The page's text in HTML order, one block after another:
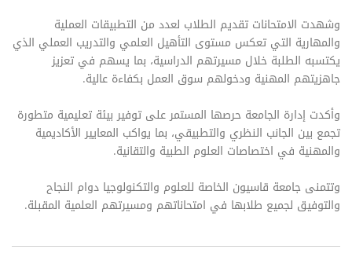
وشهدت الامتحانات تقديم الطلاب لعدد من التطبيقات العملية
والمهارية التي تعكس مستوى التأهيل العلمي والتدريب العملي الذي
يكتسبه الطلبة خلال مسيرتهم الدراسية، بما يسهم في تعزيز
جاهزيتهم المهنية ودخولهم سوق العمل بكفاءة عالية.
وأكدت إدارة الجامعة حرصها المستمر على توفير بيئة تعليمية متطورة
تجمع بين الجانب النظري والتطبيقي، بما يواكب المعايير الأكاديمية
والمهنية في اختصاصات العلوم الطبية والتقانية.
وتتمنى جامعة قاسيون الخاصة للعلوم والتكنولوجيا دوام النجاح
والتوفيق لجميع طلابها في امتحاناتهم ومسيرتهم العلمية المقبلة.